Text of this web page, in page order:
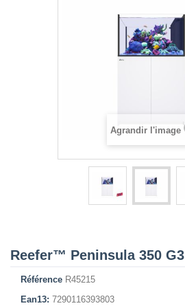
Agrandir l'image
Reefer™ Peninsula 350 G3
Référence R45215
Ean13: 7290116393803